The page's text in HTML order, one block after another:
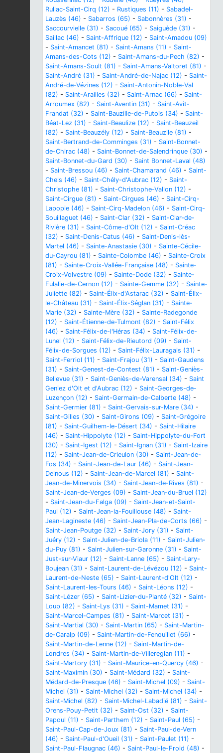
Rullac-Saint-Cirq (12) - Rustiques (11) - Sabadel-
Lauzès (46) - Sabarros (65) - Sabonnères (31) -
Saccourvielle (31) - Sacoué (65) - Saiguède (31) -
Saillac (46) - Saint-Affrique (12) - Saint-Amadou (09)
- Saint-Amancet (81) - Saint-Amans (11) - Saint-
Amans-des-Cots (12) - Saint-Amans-du-Pech (82) -
Saint-Amans-Soult (81) - Saint-Amans-Valtoret (81) -
Saint-André (31) - Saint-André-de-Najac (12) - Saint-
André-de-Vézines (12) - Saint-Antonin-Noble-Val
(82) - Saint-Arailles (32) - Saint-Arnac (66) - Saint-
Arroumex (82) - Saint-Aventin (31) - Saint-Avit-
Frandat (32) - Saint-Bauzille-de-Putois (34) - Saint-
Béat-Lez (31) - Saint-Beaulize (12) - Saint-Beauzeil
(82) - Saint-Beauzély (12) - Saint-Beauzile (81) -
Saint-Bertrand-de-Comminges (31) - Saint-Bonnet-
de-Chirac (48) - Saint-Bonnet-de-Salendrinque (30) -
Saint-Bonnet-du-Gard (30) - Saint Bonnet-Laval (48)
- Saint-Bressou (46) - Saint-Chamarand (46) - Saint-
Chels (46) - Saint-Chély-d'Aubrac (12) - Saint-
Christophe (81) - Saint-Christophe-Vallon (12) -
Saint-Cirgue (81) - Saint-Cirgues (46) - Saint-Cirq-
Lapopie (46) - Saint-Cirq-Madelon (46) - Saint-Cirq-
Souillaguet (46) - Saint-Clar (32) - Saint-Clar-de-
Rivière (31) - Saint-Côme-d'Olt (12) - Saint-Créac
(32) - Saint-Denis-Catus (46) - Saint-Denis-lès-
Martel (46) - Sainte-Anastasie (30) - Sainte-Cécile-
du-Cayrou (81) - Sainte-Colombe (46) - Sainte-Croix
(81) - Sainte-Croix-Vallée-Française (48) - Sainte-
Croix-Volvestre (09) - Sainte-Dode (32) - Sainte-
Eulalie-de-Cernon (12) - Sainte-Gemme (32) - Sainte-
Juliette (82) - Saint-Élix-d'Astarac (32) - Saint-Élix-
le-Château (31) - Saint-Élix-Séglan (31) - Sainte-
Marie (32) - Sainte-Mère (32) - Sainte-Radegonde
(12) - Saint-Étienne-de-Tulmont (82) - Saint-Félix
(46) - Saint-Félix-de-l'Héras (34) - Saint-Félix-de-
Lunel (12) - Saint-Félix-de-Rieutord (09) - Saint-
Félix-de-Sorgues (12) - Saint-Félix-Lauragais (31) -
Saint-Ferriol (11) - Saint-Frajou (31) - Saint-Gaudens
(31) - Saint-Genest-de-Contest (81) - Saint-Geniès-
Bellevue (31) - Saint-Geniès-de-Varensal (34) - Saint
Geniez d'Olt et d'Aubrac (12) - Saint-Georges-de-
Luzençon (12) - Saint-Germain-de-Calberte (48) -
Saint-Germier (81) - Saint-Gervais-sur-Mare (34) -
Saint-Gilles (30) - Saint-Girons (09) - Saint-Grégoire
(81) - Saint-Guilhem-le-Désert (34) - Saint-Hilaire
(46) - Saint-Hippolyte (12) - Saint-Hippolyte-du-Fort
(30) - Saint-Igest (12) - Saint-Ignan (31) - Saint-Izaire
(12) - Saint-Jean-de-Crieulon (30) - Saint-Jean-de-
Fos (34) - Saint-Jean-de-Laur (46) - Saint-Jean-
Delnous (12) - Saint-Jean-de-Marcel (81) - Saint-
Jean-de-Minervois (34) - Saint-Jean-de-Rives (81) -
Saint-Jean-de-Verges (09) - Saint-Jean-du-Bruel (12)
- Saint-Jean-du-Falga (09) - Saint-Jean-et-Saint-
Paul (12) - Saint-Jean-la-Fouillouse (48) - Saint-
Jean-Lagineste (46) - Saint-Jean-Pla-de-Corts (66) -
Saint-Jean-Poutge (32) - Saint-Jory (31) - Saint-
Juéry (12) - Saint-Julien-de-Briola (11) - Saint-Julien-
du-Puy (81) - Saint-Julien-sur-Garonne (31) - Saint-
Just-sur-Viaur (12) - Saint-Lanne (65) - Saint-Lary-
Boujean (31) - Saint-Laurent-de-Lévézou (12) - Saint-
Laurent-de-Neste (65) - Saint-Laurent-d'Olt (12) -
Saint-Laurent-les-Tours (46) - Saint-Léons (12) -
Saint-Lézer (65) - Saint-Lizier-du-Planté (32) - Saint-
Loup (82) - Saint-Lys (31) - Saint-Mamet (31) -
Saint-Marcel-Campes (81) - Saint-Marcet (31) -
Saint-Martial (30) - Saint-Martin (65) - Saint-Martin-
de-Caralp (09) - Saint-Martin-de-Fenouillet (66) -
Saint-Martin-de-Lenne (12) - Saint-Martin-de-
Londres (34) - Saint-Martin-de-Villereglan (11) -
Saint-Martory (31) - Saint-Maurice-en-Quercy (46) -
Saint-Maximin (30) - Saint-Médard (32) - Saint-
Médard-de-Presque (46) - Saint-Michel (09) - Saint-
Michel (31) - Saint-Michel (32) - Saint-Michel (34) -
Saint-Michel (82) - Saint-Michel-Labadié (81) - Saint-
Orens-Pouy-Petit (32) - Saint-Ost (32) - Saint-
Papoul (11) - Saint-Parthem (12) - Saint-Paul (65) -
Saint-Paul-Cap-de-Joux (81) - Saint-Paul-de-Vern
(46) - Saint-Paul-d'Oueil (31) - Saint-Paulet (11) -
Saint-Paul-Flaugnac (46) - Saint-Paul-le-Froid (48) -